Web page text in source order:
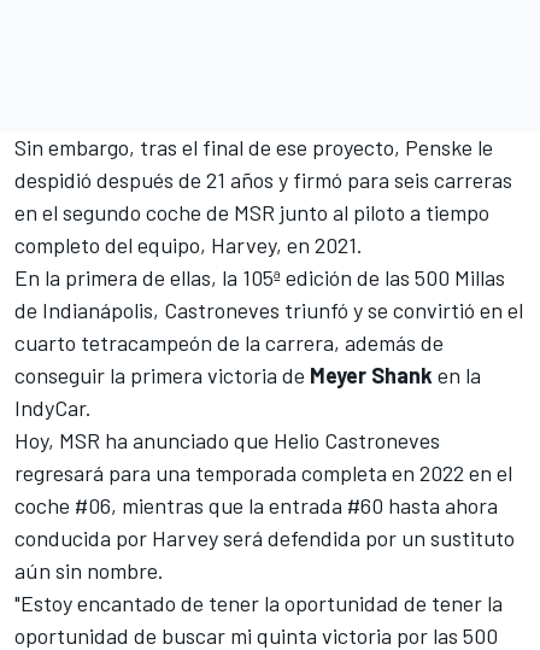
Sin embargo, tras el final de ese proyecto, Penske le
despidió después de 21 años y firmó para seis carreras
en el segundo coche de MSR junto al piloto a tiempo
completo del equipo, Harvey, en 2021.
En la primera de ellas, la 105ª edición de las 500 Millas
de Indianápolis, Castroneves triunfó y se convirtió en el
cuarto tetracampeón de la carrera, además de
conseguir la primera victoria de Meyer Shank en la
IndyCar.
Hoy, MSR ha anunciado que Helio Castroneves
regresará para una temporada completa en 2022 en el
coche #06, mientras que la entrada #60 hasta ahora
conducida por Harvey será defendida por un sustituto
aún sin nombre.
"Estoy encantado de tener la oportunidad de tener la
oportunidad de buscar mi quinta victoria por las 500